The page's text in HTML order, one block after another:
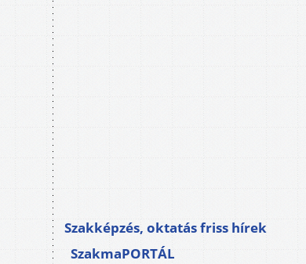
Szakképzés, oktatás friss hírek
SzakmaPORTÁL